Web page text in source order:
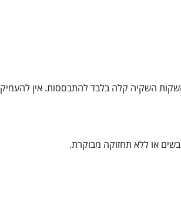
השקיה קלה בלבד להתבססות. אין להעמיק
או ללא תחזוקה מבוקרת.